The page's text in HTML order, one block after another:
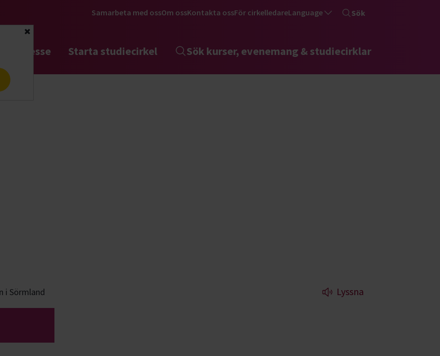
Stäng
Samarbeta med ossOm ossKontakta ossFör cirkelledareLanguage Sök
intresse Starta studiecirkel Sök kurser, evenemang & studiecirklar
i Sörmland Lyssna